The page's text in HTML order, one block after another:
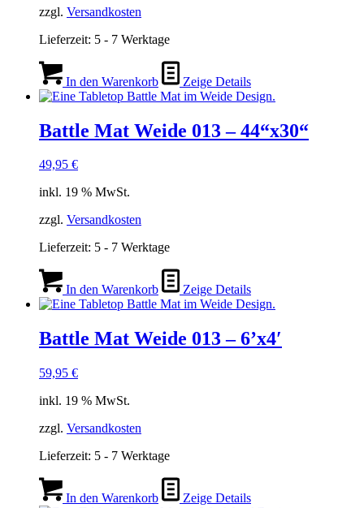
zzgl. Versandkosten
Lieferzeit: 5 - 7 Werktage
In den Warenkorb Zeige Details
Battle Mat Weide 013 – 44“x30“
49,95 €
inkl. 19 % MwSt.
zzgl. Versandkosten
Lieferzeit: 5 - 7 Werktage
In den Warenkorb Zeige Details
Battle Mat Weide 013 – 6’x4′
59,95 €
inkl. 19 % MwSt.
zzgl. Versandkosten
Lieferzeit: 5 - 7 Werktage
In den Warenkorb Zeige Details